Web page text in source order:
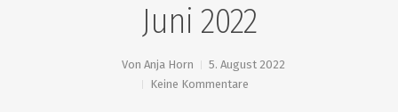
Juni 2022
Von Anja Horn
5. August 2022
Keine Kommentare